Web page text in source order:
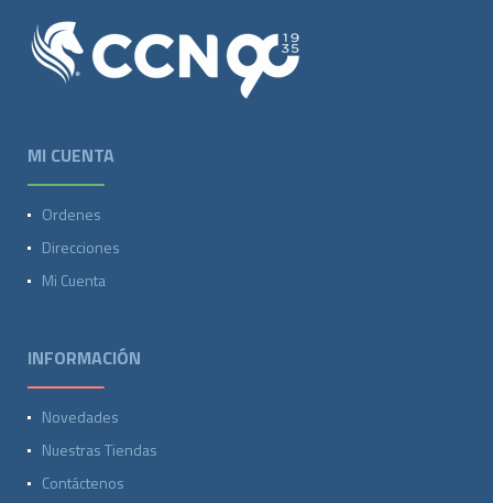
MI CUENTA
Ordenes
Direcciones
Mi Cuenta
INFORMACIÓN
Novedades
Nuestras Tiendas
Contáctenos